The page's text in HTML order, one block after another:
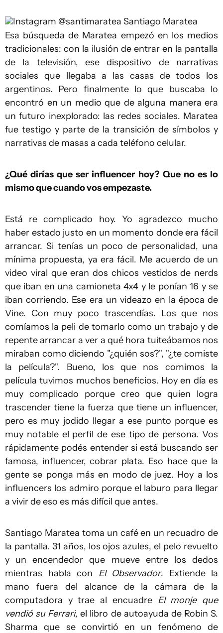
Instagram @santimaratea Santiago Maratea
Esa búsqueda de Maratea empezó en los medios
tradicionales: con la ilusión de entrar en la pantalla
de la televisión, ese dispositivo de narrativas
sociales que llegaba a las casas de todos los
argentinos. Pero finalmente lo que buscaba lo
encontró en un medio que de alguna manera era
un futuro inexplorado: las redes sociales. Maratea
fue testigo y parte de la transición de símbolos y
narrativas de masas a cada teléfono celular.
¿Qué dirías que ser influencer hoy? Que no es lo
mismo que cuando vos empezaste.
Está re complicado hoy. Yo agradezco mucho
haber estado justo en un momento donde era fácil
arrancar. Si tenías un poco de personalidad, una
mínima propuesta, ya era fácil. Me acuerdo de un
video viral que eran dos chicos vestidos de nerds
que iban en una camioneta 4x4 y le ponían 16 y se
iban corriendo. Ese era un videazo en la época de
Vine. Con muy poco trascendías. Los que nos
comíamos la peli de tomarlo como un trabajo y de
repente arrancar a ver a qué hora tuiteábamos nos
miraban como diciendo "¿quién sos?", "¿te comiste
la película?". Bueno, los que nos comimos la
película tuvimos muchos beneficios. Hoy en día es
muy complicado porque creo que quien logra
trascender tiene la fuerza que tiene un influencer,
pero es muy jodido llegar a ese punto porque es
muy notable el perfil de ese tipo de persona. Vos
rápidamente podés entender si está buscando ser
famosa, influencer, cobrar plata. Eso hace que la
gente se ponga más en modo de juez. Hoy a los
influencers los admiro porque el laburo para llegar
a vivir de eso es más difícil que antes.
Santiago Maratea toma un café en un recuadro de
la pantalla. 31 años, los ojos azules, el pelo revuelto
y un encendedor que mueve entre los dedos
mientras habla con El Observador. Extiende la
mano fuera del alcance de la cámara de la
computadora y trae al encuadre El monje que
vendió su Ferrari, el libro de autoayuda de Robin S.
Sharma que se convirtió en un fenómeno de